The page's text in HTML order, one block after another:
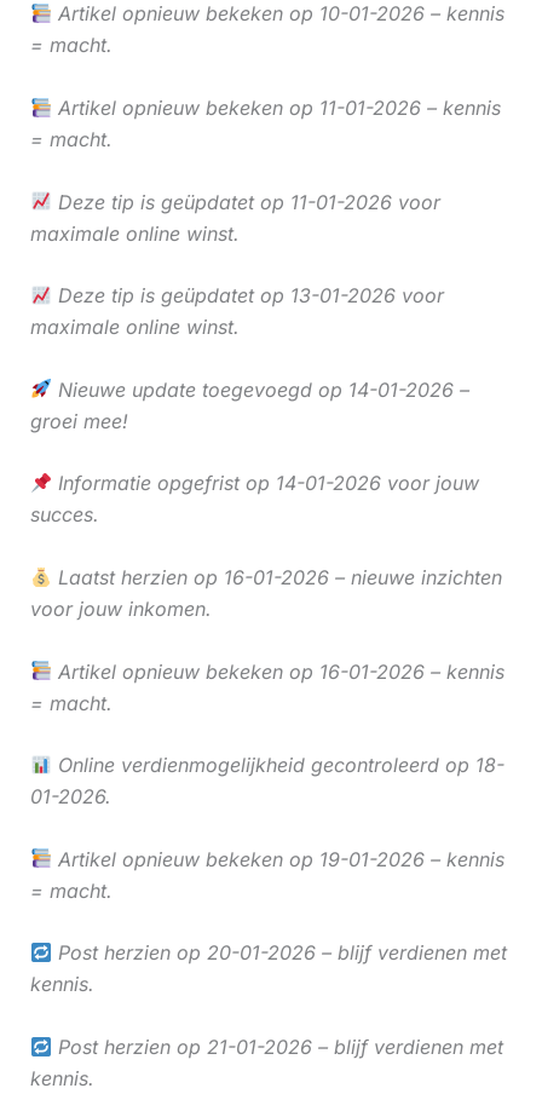
Artikel opnieuw bekeken op 10-01-2026 – kennis
= macht.
Artikel opnieuw bekeken op 11-01-2026 – kennis
= macht.
Deze tip is geüpdatet op 11-01-2026 voor
maximale online winst.
Deze tip is geüpdatet op 13-01-2026 voor
maximale online winst.
Nieuwe update toegevoegd op 14-01-2026 –
groei mee!
Informatie opgefrist op 14-01-2026 voor jouw
succes.
Laatst herzien op 16-01-2026 – nieuwe inzichten
voor jouw inkomen.
Artikel opnieuw bekeken op 16-01-2026 – kennis
= macht.
Online verdienmogelijkheid gecontroleerd op 18-
01-2026.
Artikel opnieuw bekeken op 19-01-2026 – kennis
= macht.
Post herzien op 20-01-2026 – blijf verdienen met
kennis.
Post herzien op 21-01-2026 – blijf verdienen met
kennis.